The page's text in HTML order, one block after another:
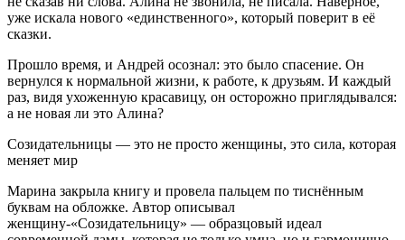
уже искала нового «единственного», который поверит в её
сказки.
Прошло время, и Андрей осознал: это было спасение. Он
вернулся к нормальной жизни, к работе, к друзьям. И каждый
раз, видя ухоженную красавицу, он осторожно приглядывался:
а не новая ли это Алина?
Созидательницы — это не просто женщины, это сила, которая
меняет мир
Марина закрыла книгу и провела пальцем по тиснённым
буквам на обложке. Автор описывал
женщину-«Созидательницу» — образцовый идеал